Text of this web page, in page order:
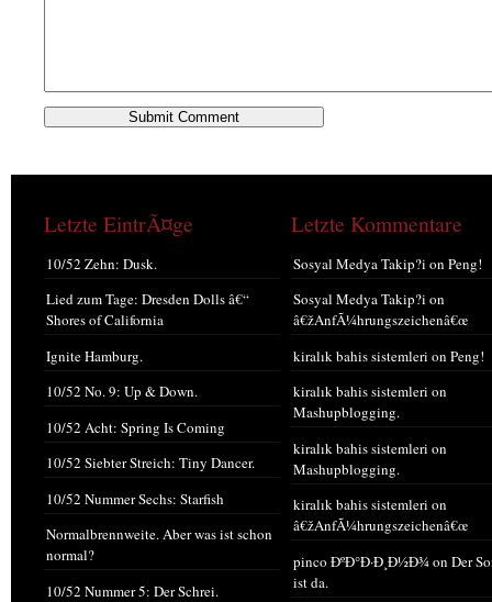
Letzte EintrÃ¤ge
10/52 Zehn: Dusk.
Lied zum Tage: Dresden Dolls â€“
Shores of California
Ignite Hamburg.
10/52 No. 9: Up & Down.
10/52 Acht: Spring Is Coming
10/52 Siebter Streich: Tiny Dancer.
10/52 Nummer Sechs: Starfish
Normalbrennweite. Aber was ist schon
normal?
10/52 Nummer 5: Der Schrei.
Letzte Kommentare
Sosyal Medya Takip?i on Peng!
Sosyal Medya Takip?i on
â€žAnfÃ¼hrungszeichenâ€œ
kiralık bahis sistemleri on Peng!
kiralık bahis sistemleri on
Mashupblogging.
kiralık bahis sistemleri on
Mashupblogging.
kiralık bahis sistemleri on
â€žAnfÃ¼hrungszeichenâ€œ
pinco ÐºÐ°Ð·Ð¸Ð½Ð¾on Der
ist da.